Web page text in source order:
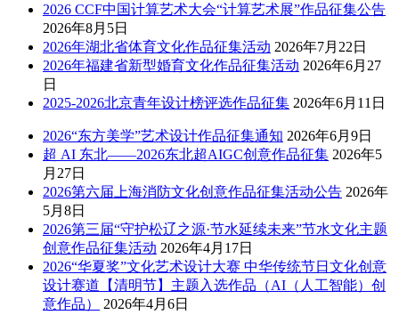
2026 CCF中国计算艺术大会“计算艺术展”作品征集公告
2026年8月5日
2026年湖北省体育文化作品征集活动 2026年7月22日
2026年福建省新型婚育文化作品征集活动 2026年6月27
日
2025-2026北京青年设计榜评选作品征集 2026年6月11日
2026“东方美学”艺术设计作品征集通知 2026年6月9日
超 AI 东北——2026东北超AIGC创意作品征集 2026年5
月27日
2026第六届上海消防文化创意作品征集活动公告 2026年
5月8日
2026第三届“守护松辽之源·节水延续未来”节水文化主题
创意作品征集活动 2026年4月17日
2026“华夏奖”文化艺术设计大赛 中华传统节日文化创意
设计赛道【清明节】主题入选作品（AI（人工智能）创
意作品）
2026年4月6日